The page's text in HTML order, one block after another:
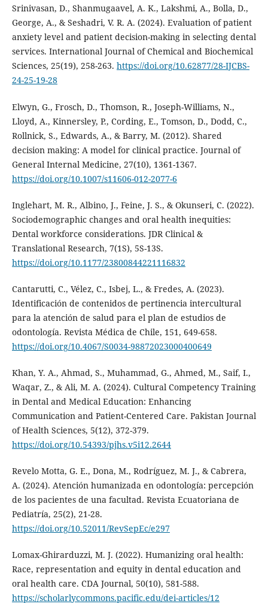
Srinivasan, D., Shanmugaavel, A. K., Lakshmi, A., Bolla, D.,
George, A., & Seshadri, V. R. A. (2024). Evaluation of patient
anxiety level and patient decision-making in selecting dental
services. International Journal of Chemical and Biochemical
Sciences, 25(19), 258-263. https://doi.org/10.62877/28-IJCBS-
24-25-19-28
Elwyn, G., Frosch, D., Thomson, R., Joseph-Williams, N.,
Lloyd, A., Kinnersley, P., Cording, E., Tomson, D., Dodd, C.,
Rollnick, S., Edwards, A., & Barry, M. (2012). Shared
decision making: A model for clinical practice. Journal of
General Internal Medicine, 27(10), 1361-1367.
https://doi.org/10.1007/s11606-012-2077-6
Inglehart, M. R., Albino, J., Feine, J. S., & Okunseri, C. (2022).
Sociodemographic changes and oral health inequities:
Dental workforce considerations. JDR Clinical &
Translational Research, 7(1S), 5S-13S.
https://doi.org/10.1177/23800844221116832
Cantarutti, C., Vélez, C., Isbej, L., & Fredes, A. (2023).
Identificación de contenidos de pertinencia intercultural
para la atención de salud para el plan de estudios de
odontología. Revista Médica de Chile, 151, 649-658.
https://doi.org/10.4067/S0034-98872023000400649
Khan, Y. A., Ahmad, S., Muhammad, G., Ahmed, M., Saif, I.,
Waqar, Z., & Ali, M. A. (2024). Cultural Competency Training
in Dental and Medical Education: Enhancing
Communication and Patient-Centered Care. Pakistan Journal
of Health Sciences, 5(12), 372-379.
https://doi.org/10.54393/pjhs.v5i12.2644
Revelo Motta, G. E., Dona, M., Rodríguez, M. J., & Cabrera,
A. (2024). Atención humanizada en odontología: percepción
de los pacientes de una facultad. Revista Ecuatoriana de
Pediatría, 25(2), 21-28.
https://doi.org/10.52011/RevSepEc/e297
Lomax-Ghirarduzzi, M. J. (2022). Humanizing oral health:
Race, representation and equity in dental education and
oral health care. CDA Journal, 50(10), 581-588.
https://scholarlycommons.pacific.edu/dei-articles/12